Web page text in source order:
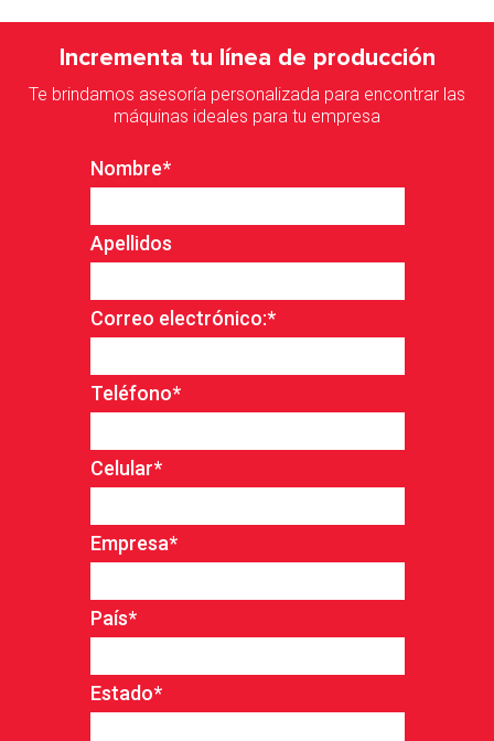
Incrementa tu línea de producción
Te brindamos asesoría personalizada para encontrar las
máquinas ideales para tu empresa
Nombre*
Apellidos
Correo electrónico:*
Teléfono*
Celular*
Empresa*
País*
Estado*